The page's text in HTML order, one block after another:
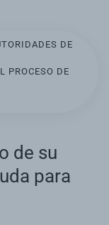
DE
PROCESO DE
de su
para